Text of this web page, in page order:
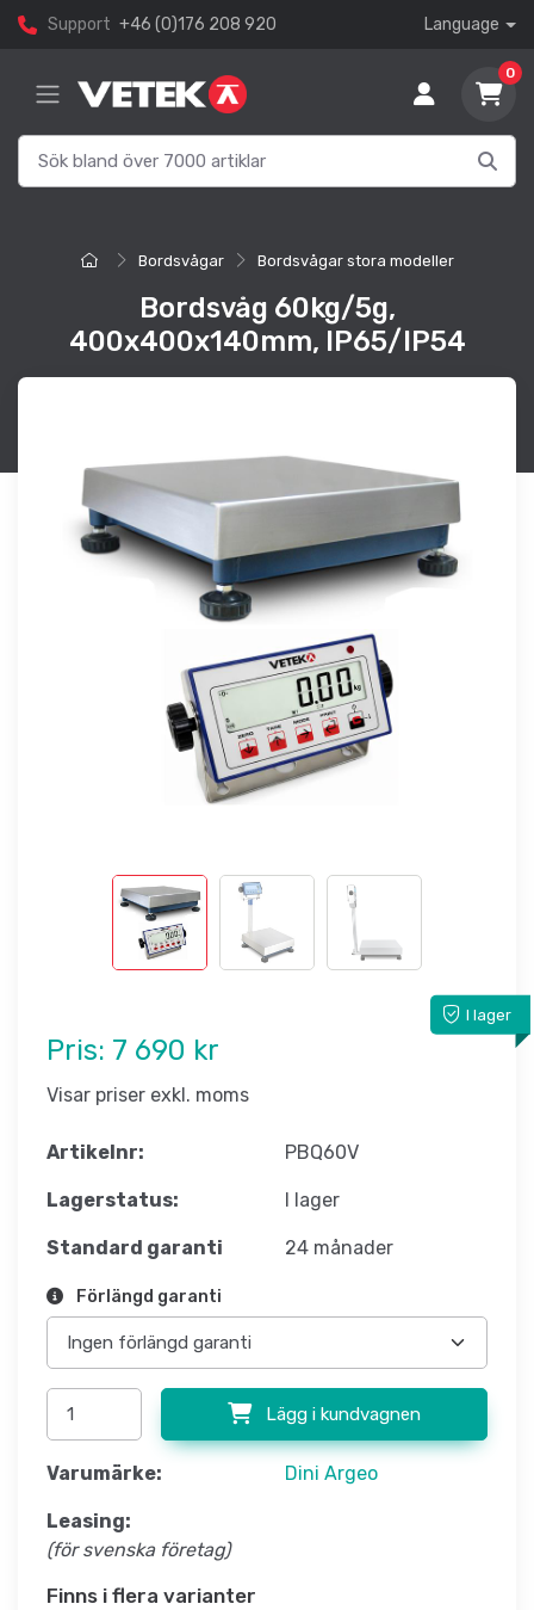
Support +46 (0)176 208 920 Language
0
Bordsvågar Bordsvågar stora modeller
Bordsvåg 60kg/5g,
400x400x140mm, IP65/IP54
I lager
Pris: 7 690 kr
Visar priser exkl. moms
Artikelnr: PBQ60V
Lagerstatus: I lager
Standard garanti 24 månader
Förlängd garanti
Lägg i kundvagnen
Varumärke: Dini Argeo
Leasing:
(för svenska företag)
Finns i flera varianter